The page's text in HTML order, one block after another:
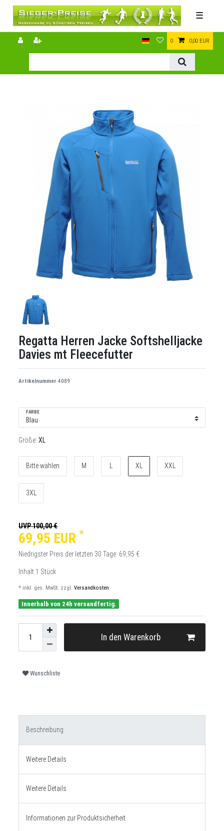
☰
0 0,00 EUR
Regatta Herren Jacke Softshelljacke
Davies mt Fleecefutter
Artikelnummer4089
FARBE
Größe: XL
Bitte wählen M L XL XXL
3XL
UVP 100,00 €
69,95 EUR *
Niedrigster Preis der letzten 30 Tage: 69,95 €
Inhalt 1 Stück
* inkl. ges. MwSt. zzgl. Versandkosten
Innerhalb von 24h versandfertig.
In den Warenkorb
Wunschliste
Beschreibung
Weitere Details
Weitere Details
Informationen zur Produktsicherheit